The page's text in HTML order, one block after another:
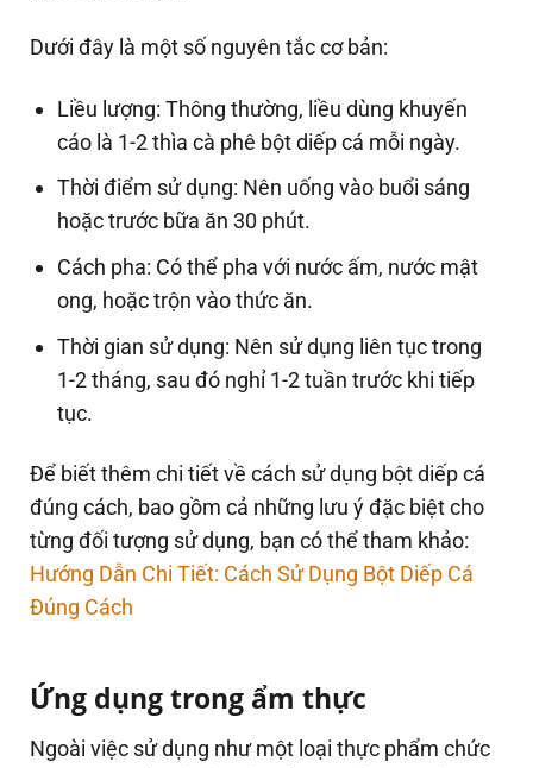
Dưới đây là một số nguyên tắc cơ bản:
Liều lượng: Thông thường, liều dùng khuyến
cáo là 1-2 thìa cà phê bột diếp cá mỗi ngày.
Thời điểm sử dụng: Nên uống vào buổi sáng
hoặc trước bữa ăn 30 phút.
Cách pha: Có thể pha với nước ấm, nước mật
ong, hoặc trộn vào thức ăn.
Thời gian sử dụng: Nên sử dụng liên tục trong
1-2 tháng, sau đó nghỉ 1-2 tuần trước khi tiếp
tục.
Để biết thêm chi tiết về cách sử dụng bột diếp cá
đúng cách, bao gồm cả những lưu ý đặc biệt cho
từng đối tượng sử dụng, bạn có thể tham khảo:
Hướng Dẫn Chi Tiết: Cách Sử Dụng Bột Diếp Cá
Đúng Cách
Ứng dụng trong ẩm thực
Ngoài việc sử dụng như một loại thực phẩm chức